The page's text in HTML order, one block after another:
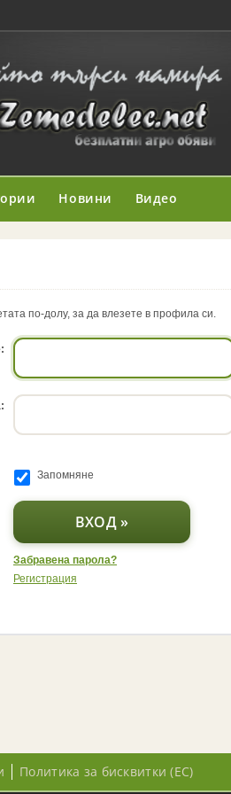
Новини Видео
по-долу, за да влезете в профила си.
Запомняне
Забравена парола?
Регистрация
Политика за бисквитки (ЕС)